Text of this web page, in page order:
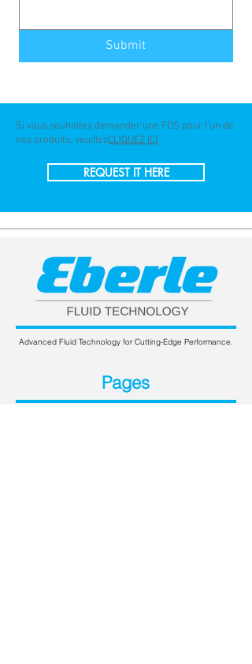
Submit
Si vous souhaitez demander une FDS pour l'un de
nos produits, veuillezCLIQUEZ ICI.
REQUEST IT HERE
Advanced Fluid Technology for Cutting-Edge Performance.
Pages